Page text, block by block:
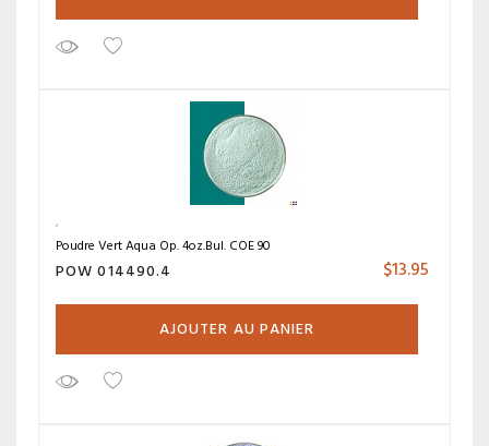
Poudre Vert Aqua Op. 4oz.Bul. COE 90
POW 014490.4 $13.95
AJOUTER AU PANIER